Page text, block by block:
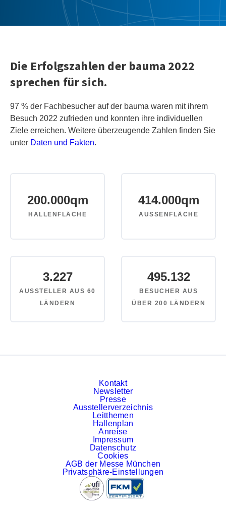
Die Erfolgszahlen der bauma 2022
sprechen für sich.
97 % der Fachbesucher auf der bauma waren mit ihrem
Besuch 2022 zufrieden und konnten ihre individuellen
Ziele erreichen. Weitere überzeugende Zahlen finden Sie
unter Daten und Fakten.
200.000qm
HALLENFLÄCHE
414.000qm
AUSSENFLÄCHE
3.227
AUSSTELLER AUS 60
LÄNDERN
495.132
BESUCHER AUS
ÜBER 200 LÄNDERN
Kontakt
Newsletter
Presse
Ausstellerverzeichnis
Leitthemen
Hallenplan
Anreise
Impressum
Datenschutz
Cookies
AGB der Messe München
Privatsphäre-Einstellungen